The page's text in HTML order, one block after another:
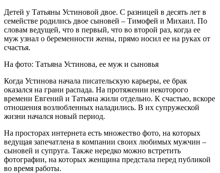
Детей у Татьяны Устиновой двое. С разницей в десять лет в
семействе родились двое сыновей – Тимофей и Михаил. По
словам ведущей, что в первый, что во второй раз, когда ее
муж узнал о беременности жены, прямо носил ее на руках от
счастья.
На фото: Татьяна Устинова, ее муж и сыновья
Когда Устинова начала писательскую карьеры, ее брак
оказался на грани распада. На протяжении некоторого
времени Евгений и Татьяна жили отдельно. К счастью, вскоре
отношения возлюбленных наладились. В их супружеской
жизни начался новый период.
На просторах интернета есть множество фото, на которых
ведущая запечатлена в компании своих любимых мужчин –
сыновей и супруга. Также нередко можно встретить
фотографии, на которых женщина предстала перед публикой
во время работы.